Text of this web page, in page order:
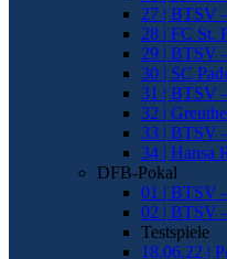
27 | BTSV
28 | FC St.
29 | BTSV
30 | SC
31 | BTSV
32 |
33 | BTSV
34 | Hansa
DFB-Pokal
01 | BTSV
02 | BTSV
Testspiele
18.06.22 |